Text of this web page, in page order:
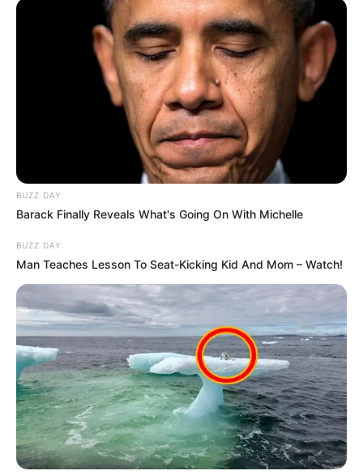
BUZZ DAY
Barack Finally Reveals What's Going On With Michelle
BUZZ DAY
Man Teaches Lesson To Seat-Kicking Kid And Mom – Watch!